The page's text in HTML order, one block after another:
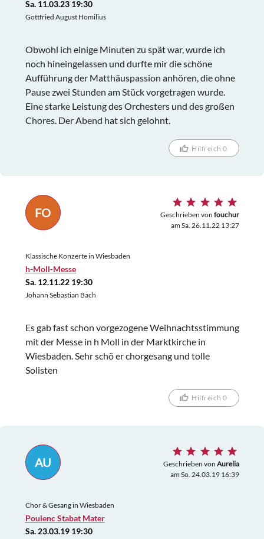
Sa. 11.03.23 19:30
Gottfried August Homilius
Obwohl ich einige Minuten zu spät war, wurde ich
noch hineingelassen und durfte mir die schöne
Aufführung der Matthäuspassion anhören, die ohne
Pause zwei Stunden am Stück vorgetragen wurde.
Eine starke Leistung des Orchesters und des großen
Chores. Der Abend hat sich gelohnt.
Hilfreich 0
FO Geschrieben von fouchur
am Sa. 26.11.22 13:27
Klassische Konzerte in Wiesbaden
h-Moll-Messe
Sa. 12.11.22 19:30
Johann Sebastian Bach
Es gab fast schon vorgezogene Weihnachtsstimmung
mit der Messe in h Moll in der Marktkirche in
Wiesbaden. Sehr schö er chorgesang und tolle
Solisten
Hilfreich 0
AU Geschrieben von Aurelia
am So. 24.03.19 16:39
Chor & Gesang in Wiesbaden
Poulenc Stabat Mater
Sa. 23.03.19 19:30